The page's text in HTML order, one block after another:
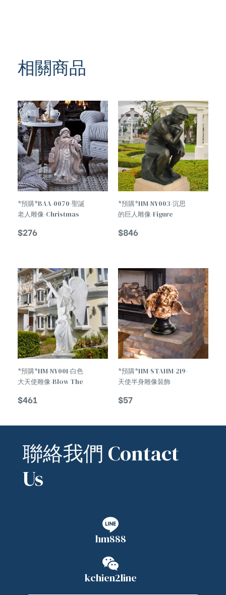
相關商品
*預購*BAA-0070-聖誕
老人雕像-Christmas
Claus Statue
$276
TREND
*預購*HM-NY003-沉思
的巨人雕像-Figure
Contemplative Man
$846
*預購*HM-NY001-白色
大天使雕像-Blow The
Statue
$461
*預購*HM-STAHM-219-
天使半身雕像裝飾
Statue Decoration
$57
聯絡我們 Contact
Us
hm888
kchien2line